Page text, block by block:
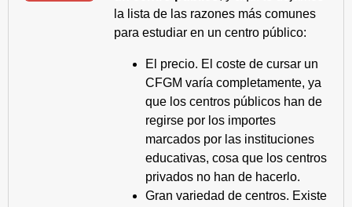
la lista de las razones más comunes
para estudiar en un centro público:
El precio. El coste de cursar un
CFGM varía completamente, ya
que los centros públicos han de
regirse por los importes
marcados por las instituciones
educativas, cosa que los centros
privados no han de hacerlo.
Gran variedad de centros. Existe